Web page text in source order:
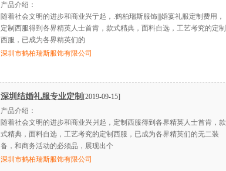
产品介绍：
随着社会文明的进步和商业兴亍起，.鹤柏瑞斯服饰|||婚宴礼服定制费用，
定制西服得到各界精英人士首肯，款式精典，面料自选，工艺考究的定制
西服，已成为各界精英们的
深圳市鹤柏瑞斯服饰有限公司
深圳结婚礼服专业定制 [2019-09-15]
产品介绍：
随着社会文明的进步和商业兴爿起，定制西服得到各界精英人士首肯，款
式精典，面料自选，工艺考究的定制西服，已成为各界精英们的无二装
备，和商务活动的必须品，展现出个
深圳市鹤柏瑞斯服饰有限公司